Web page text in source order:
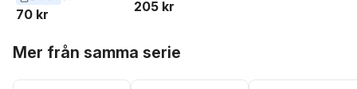
Terence Taylor
Patterson,Tonya
Tsamaase,Henry Lien,
70 kr
205 kr
Mer från samma serie